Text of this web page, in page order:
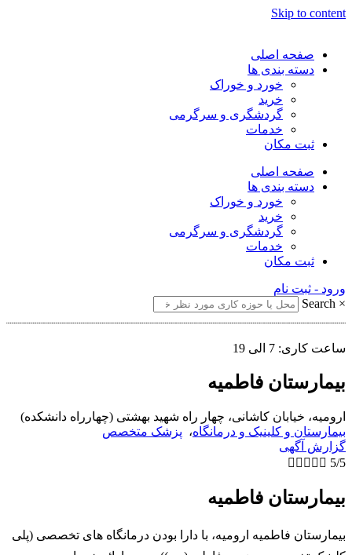
Skip to content
صفحه اصلی
دسته بندی ها
خورد و خوراک
خرید
گردشگری و سرگرمی
خدمات
ثبت مکان
صفحه اصلی
دسته بندی ها
خورد و خوراک
خرید
گردشگری و سرگرمی
خدمات
ثبت مکان
ورود - ثبت نام
×
Search
ساعت کاری: 7 الی 19
بیمارستان فاطمیه
ارومیه، خیابان کاشانی، چهار راه شهید بهشتی (چهارراه دانشکده)
بیمارستان و کلینیک و درمانگاه، پزشک متخصص
گزارش آگهی
     5/5
بیمارستان فاطمیه
بیمارستان فاطمیه ارومیه، با دارا بودن درمانگاه های تخصصی (پلی